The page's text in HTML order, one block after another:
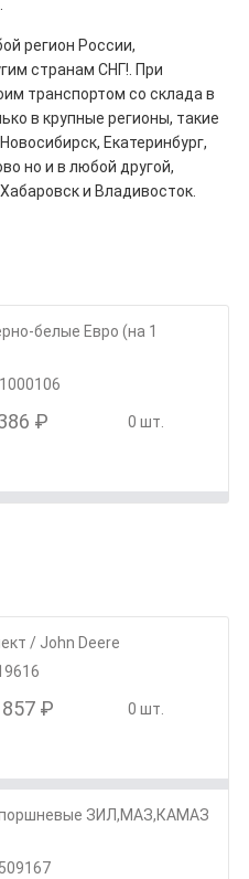
регион России,
странам СНГ!. При
транспортом со склада в
в крупные регионы, такие
Екатеринбург,
но и в любой другой,
и Владивосток.
белые Евро (на 1
₽ 0 шт.
/ John Deere
₽ 0 шт.
поршневые ЗИЛ,МАЗ,КАМАЗ